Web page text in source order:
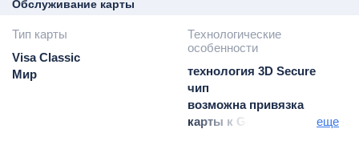
Обслуживание карты
Тип карты
Visa Classic
Мир
Технологические
особенности
технология 3D Secure
чип
возможна привязка
карты к Google Pay/
еще